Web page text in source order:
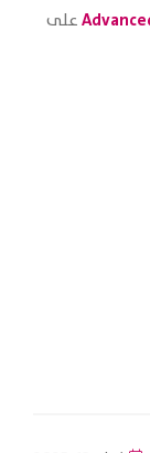
على